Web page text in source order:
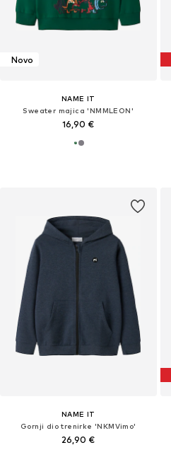
Novo
NAME IT
Sweater majica 'NMMLEON'
16,90 €
NAME IT
Gornji dio trenirke 'NKMVimo'
26,90 €